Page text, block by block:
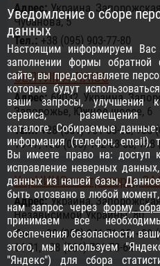
Адрес:Украина,
Чубанова, 5
Тел.: +38 (095) 903-77-80
СЕПТИМА-ПЛЮС
Адрес:69032, Украина,
Запорожье, Южное шоссе, 6
Тел.:+38 (061) 701-53-33, +38
16-47, +38 (095) 142-63-08, +38
УкрНИИЭлектротерм,
Адрес:Украина,
Независимой Украины, 80
Тел.:+38 (050) 341-71-95, +38
14-31, +38 (061) 701-73-64
Уведомление о сборе
данных
Настоящим информируем
заполнении формы
сайте, вы предоставляете
которые будут
ваши запросы, улучшения
сервиса,
каталоге. Собираемые
информация (телефон, email),
Вы имеете право на: доступ
исправление неверных
данных из нашей базы.
быть отозвано в любой
нам запрос черезформу
принимаем все
обеспечения безопасности
этого, мы используем
"Яндекс") для сбора